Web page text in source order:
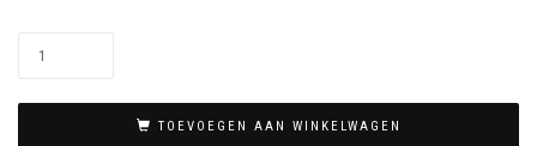
TOEVOEGEN AAN WINKELWAGEN